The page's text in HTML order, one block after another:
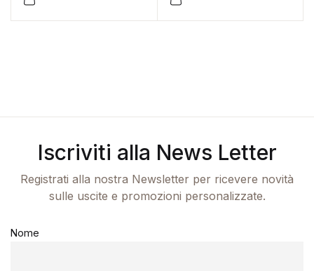
Iscriviti alla News Letter
Registrati alla nostra Newsletter per ricevere novità
sulle uscite e promozioni personalizzate.
Nome